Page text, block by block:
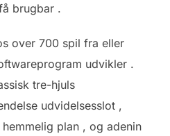
brugbar .
over 700 spil fra eller
udvikler .
tre-hjuls
udvidelsesslot ,
plan , og adenin